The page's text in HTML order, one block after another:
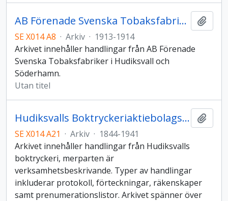
AB Förenade Svenska Tobaksfabriker
SE X014 A8 · Arkiv · 1913-1914
Arkivet innehåller handlingar från AB Förenade
Svenska Tobaksfabriker i Hudiksvall och
Söderhamn.
Utan titel
Hudiksvalls Boktryckeriaktiebolags arkiv
SE X014 A21 · Arkiv · 1844-1941
Arkivet innehåller handlingar från Hudiksvalls
boktryckeri, merparten är
verksamhetsbeskrivande. Typer av handlingar
inkluderar protokoll, förteckningar, räkenskaper
samt prenumerationslistor. Arkivet spänner över